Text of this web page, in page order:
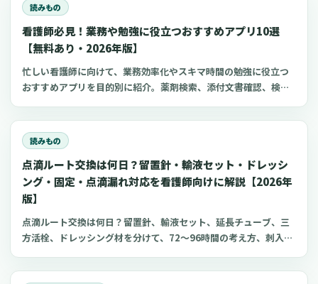
読みもの
看護師必見！業務や勉強に役立つおすすめアプリ10選
【無料あり・2026年版】
忙しい看護師に向けて、業務効率化やスキマ時間の勉強に役立つ
おすすめアプリを目的別に紹介。薬剤検索、添付文書確認、検査
心電図学習、シフト管理など、現場や復職準備で使いやすいアプ
リをまとめました。
読みもの
点滴ルート交換は何日？留置針・輸液セット・ドレッシ
ング・固定・点滴漏れ対応を看護師向けに解説【2026年
版】
点滴ルート交換は何日？留置針、輸液セット、延長チューブ、三
方活栓、ドレッシング材を分けて、72〜96時間の考え方、刺入部